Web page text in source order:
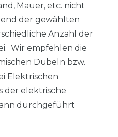
Mauer, etc. nicht
der gewählten
Anzahl der
Wir empfehlen die
Dübeln bzw.
Elektrischen
der elektrische
durchgeführt